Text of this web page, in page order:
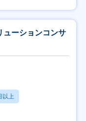
ューションコンサ
以上